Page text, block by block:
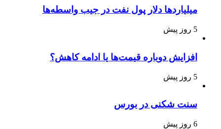
میلیاردها دلار پول نفت در جیب واسطه‌ها
5 روز پیش
افزایش دوباره قیمت‌ها یا ادامه کاهش؟
5 روز پیش
سنت شکنی در بورس
6 روز پیش